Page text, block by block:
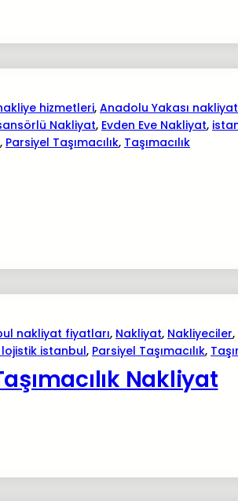
hizmetleri, Anadolu Yakası nakliyat
Nakliyat, Evden Eve Nakliyat,
, Parsiyel Taşımacılık, Taşımacılık
nakliyat fiyatları, Nakliyat, Nakliyeciler,
istanbul, Parsiyel Taşımacılık,
Nakliyat